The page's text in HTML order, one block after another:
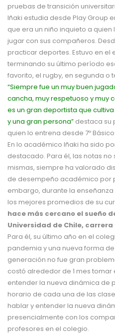
pruebas de transición
Iñaki estudia desde Play Group
que era un niño inquieto a
jugar con sus compañeros.
practicar deportes. Estuvo en el
terminando su último período
favorito, el rugby, en segunda o
“Siempre fue un muy buen
cancha, muy respetuoso y muy
es un gran deportista que
y una gran persona” destaca su
quien lo entrena desde 7º Básico.
En lo académico Iñaki ha sido
destacado. Para él, las notas
mismas, siempre ha valorado
de desempeño académico por
embargo, durante la
los mejores promedios de su
hace más cercano el sueño
Universidad de Chile,
Para él, su último año en el
pandemia y una nueva forma
generación no fue gran
costó alrededor de 1 mes tomar
entender la nueva dinámica de
horario de cada una de las
hablar y entender la nueva
presencialmente con los
profesores en el colegio.